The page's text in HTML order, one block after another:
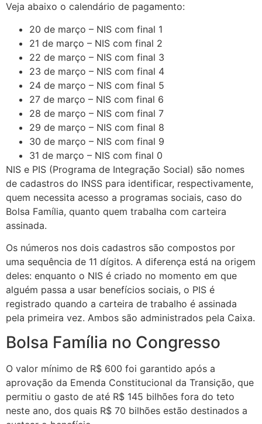
Veja abaixo o calendário de pagamento:
20 de março – NIS com final 1
21 de março – NIS com final 2
22 de março – NIS com final 3
23 de março – NIS com final 4
24 de março – NIS com final 5
27 de março – NIS com final 6
28 de março – NIS com final 7
29 de março – NIS com final 8
30 de março – NIS com final 9
31 de março – NIS com final 0
NIS e PIS (Programa de Integração Social) são nomes
de cadastros do INSS para identificar, respectivamente,
quem necessita acesso a programas sociais, caso do
Bolsa Família, quanto quem trabalha com carteira
assinada.
Os números nos dois cadastros são compostos por
uma sequência de 11 dígitos. A diferença está na origem
deles: enquanto o NIS é criado no momento em que
alguém passa a usar benefícios sociais, o PIS é
registrado quando a carteira de trabalho é assinada
pela primeira vez. Ambos são administrados pela Caixa.
Bolsa Família no Congresso
O valor mínimo de R$ 600 foi garantido após a
aprovação da Emenda Constitucional da Transição, que
permitiu o gasto de até R$ 145 bilhões fora do teto
neste ano, dos quais R$ 70 bilhões estão destinados a